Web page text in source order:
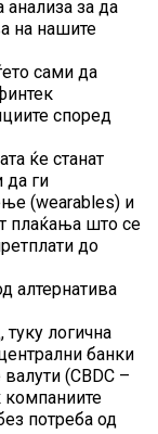
за да
на нашите
сами да
според
ќе станат
да ги
(wearables) и
плаќања што се
до
алтернатива
логична
банки
(CBDC –
компаниите
потреба од